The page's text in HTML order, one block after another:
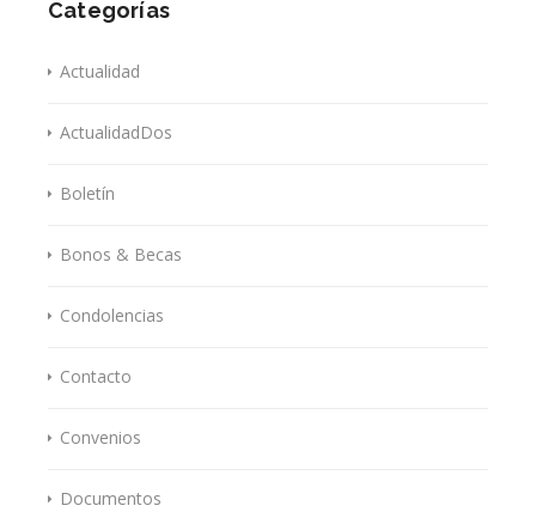
Categorías
Actualidad
ActualidadDos
Boletín
Bonos & Becas
Condolencias
Contacto
Convenios
Documentos